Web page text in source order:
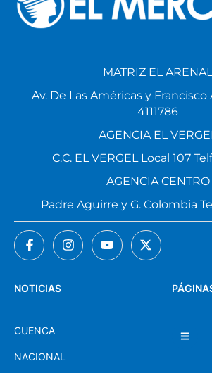
NOTICIAS
CUENCA
NACIONAL
MATRIZ EL ARENAL
Av. De Las Américas y Francisco
4111786
AGENCIA EL
C.C. EL VERGEL Local 107
AGENCIA CENTRO
Padre Aguirre y G. Colombia